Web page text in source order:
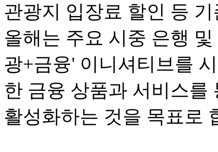
관광지 입장료 할인 등
올해는 주요 시중 은행
광+금융' 이니셔티브를
한 금융 상품과 서비스를
활성화하는 것을 목표로